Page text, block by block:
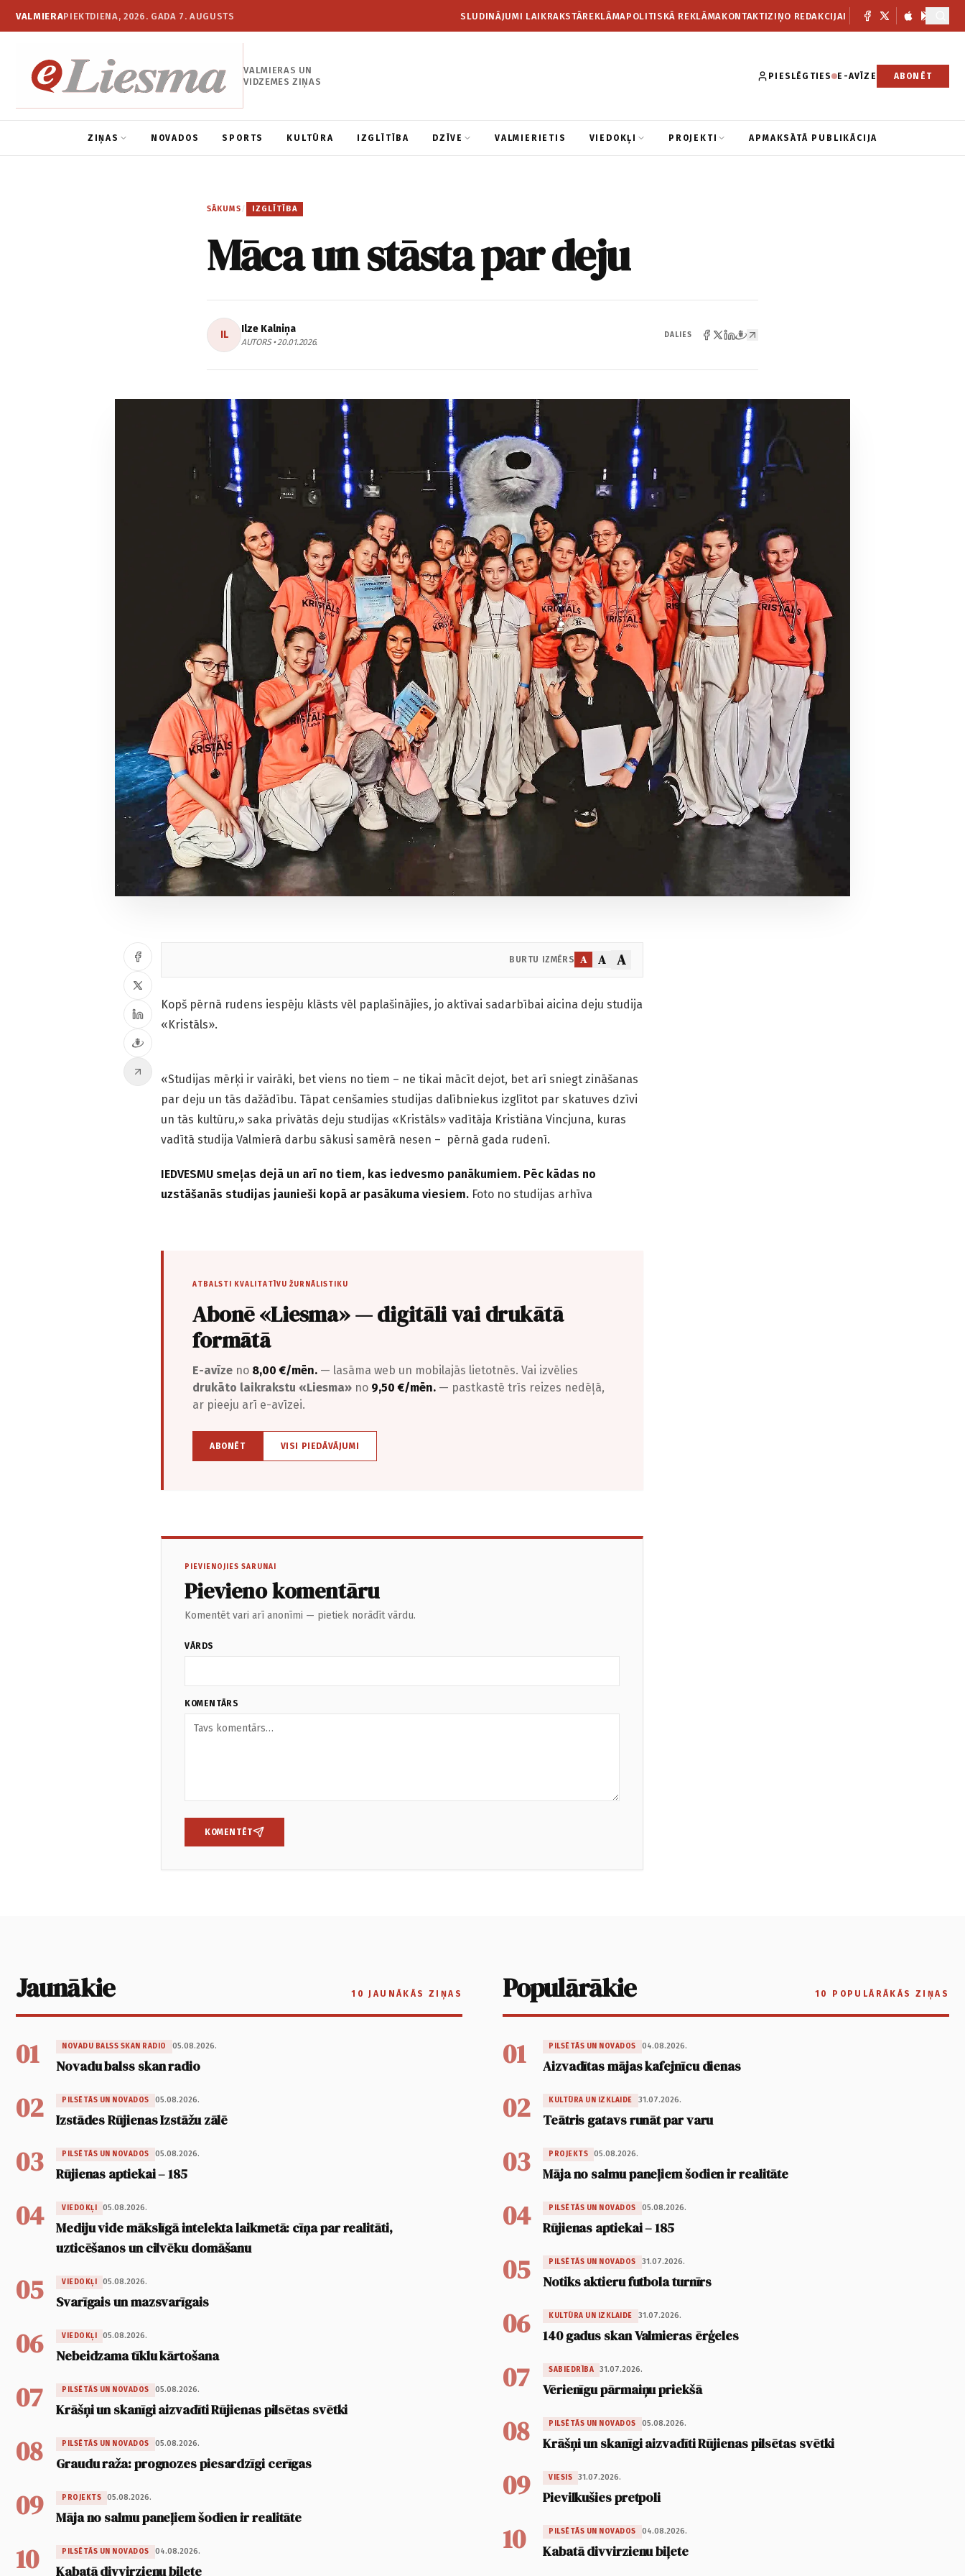
VALMIERAPIEKTDIENA, 2026. GADA 7. AUGUSTS SLUDINĀJUMI LAIKRAKSTĀREKLĀMAPOLITISKĀ REKLĀMAKONTAKTIZIŅO REDAKCIJAI
VALMIERAS UN
VIDZEMES ZIŅAS
PIESLĒGTIES E-AVĪZE ABONĒT
ZIŅAS NOVADOS SPORTS KULTŪRA IZGLĪTĪBA DZĪVE VALMIERIETIS VIEDOKĻI PROJEKTI APMAKSĀTĀ PUBLIKĀCIJA
SĀKUMS / IZGLĪTĪBA
Māca un stāsta par deju
IL Ilze Kalniņa
AUTORS • 20.01.2026.
DALIES
BURTU IZMĒRS A A A
Kopš pērnā rudens iespēju klāsts vēl paplašinājies, jo aktīvai sadarbībai aicina deju studija
«Kristāls».
«Studijas mērķi ir vairāki, bet viens no tiem – ne tikai mācīt dejot, bet arī sniegt zināšanas
par deju un tās dažādību. Tāpat cenšamies studijas dalībniekus izglītot par skatuves dzīvi
un tās kultūru,» saka privātās deju studijas «Kristāls» vadītāja Kristiāna Vincjuna, kuras
vadītā studija Valmierā darbu sākusi samērā nesen – pērnā gada rudenī.
IEDVESMU smeļas dejā un arī no tiem, kas iedvesmo panākumiem. Pēc kādas no
uzstāšanās studijas jaunieši kopā ar pasākuma viesiem. Foto no studijas arhīva
ATBALSTI KVALITATĪVU ŽURNĀLISTIKU
Abonē «Liesma» — digitāli vai drukātā
formātā
E-avīze no 8,00 €/mēn. — lasāma web un mobilajās lietotnēs. Vai izvēlies
drukāto laikrakstu «Liesma» no 9,50 €/mēn. — pastkastē trīs reizes nedēļā,
ar pieeju arī e-avīzei.
ABONĒT VISI PIEDĀVĀJUMI
PIEVIENOJIES SARUNAI
Pievieno komentāru
Komentēt vari arī anonīmi — pietiek norādīt vārdu.
VĀRDS
KOMENTĀRS
KOMENTĒT
Jaunākie 10 JAUNĀKĀS ZIŅAS
01 NOVADU BALSS SKAN RADIO 05.08.2026.
Novadu balss skan radio
02 PILSĒTĀS UN NOVADOS 05.08.2026.
Izstādes Rūjienas Izstāžu zālē
03 PILSĒTĀS UN NOVADOS 05.08.2026.
Rūjienas aptiekai – 185
04 VIEDOKĻI 05.08.2026.
Mediju vide mākslīgā intelekta laikmetā: cīņa par realitāti,
uzticēšanos un cilvēku domāšanu
05 VIEDOKĻI 05.08.2026.
Svarīgais un mazsvarīgais
06 VIEDOKĻI 05.08.2026.
Nebeidzama tīklu kārtošana
07 PILSĒTĀS UN NOVADOS 05.08.2026.
Krāšņi un skanīgi aizvadīti Rūjienas pilsētas svētki
08 PILSĒTĀS UN NOVADOS 05.08.2026.
Graudu raža: prognozes piesardzīgi cerīgas
09 PROJEKTS 05.08.2026.
Māja no salmu paneļiem šodien ir realitāte
10 PILSĒTĀS UN NOVADOS 04.08.2026.
Kabatā divvirzienu biļete
Populārākie 10 POPULĀRĀKĀS ZIŅAS
01 PILSĒTĀS UN NOVADOS 04.08.2026.
Aizvadītas mājas kafejnīcu dienas
02 KULTŪRA UN IZKLAIDE 31.07.2026.
Teātris gatavs runāt par varu
03 PROJEKTS 05.08.2026.
Māja no salmu paneļiem šodien ir realitāte
04 PILSĒTĀS UN NOVADOS 05.08.2026.
Rūjienas aptiekai – 185
05 PILSĒTĀS UN NOVADOS 31.07.2026.
Notiks aktieru futbola turnīrs
06 KULTŪRA UN IZKLAIDE 31.07.2026.
140 gadus skan Valmieras ērģeles
07 SABIEDRĪBA 31.07.2026.
Vērienīgu pārmaiņu priekšā
08 PILSĒTĀS UN NOVADOS 05.08.2026.
Krāšņi un skanīgi aizvadīti Rūjienas pilsētas svētki
09 VIESIS 31.07.2026.
Pievilkušies pretpoli
10 PILSĒTĀS UN NOVADOS 04.08.2026.
Kabatā divvirzienu biļete